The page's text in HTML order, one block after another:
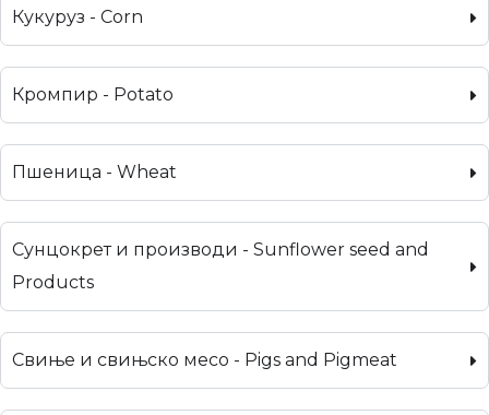
Кукуруз - Corn
Кромпир - Potato
Пшеница - Wheat
Сунцокрет и производи - Sunflower seed and
Products
Свиње и свињско месо - Pigs and Pigmeat